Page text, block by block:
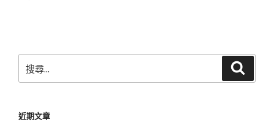
尋
字:
近期文章